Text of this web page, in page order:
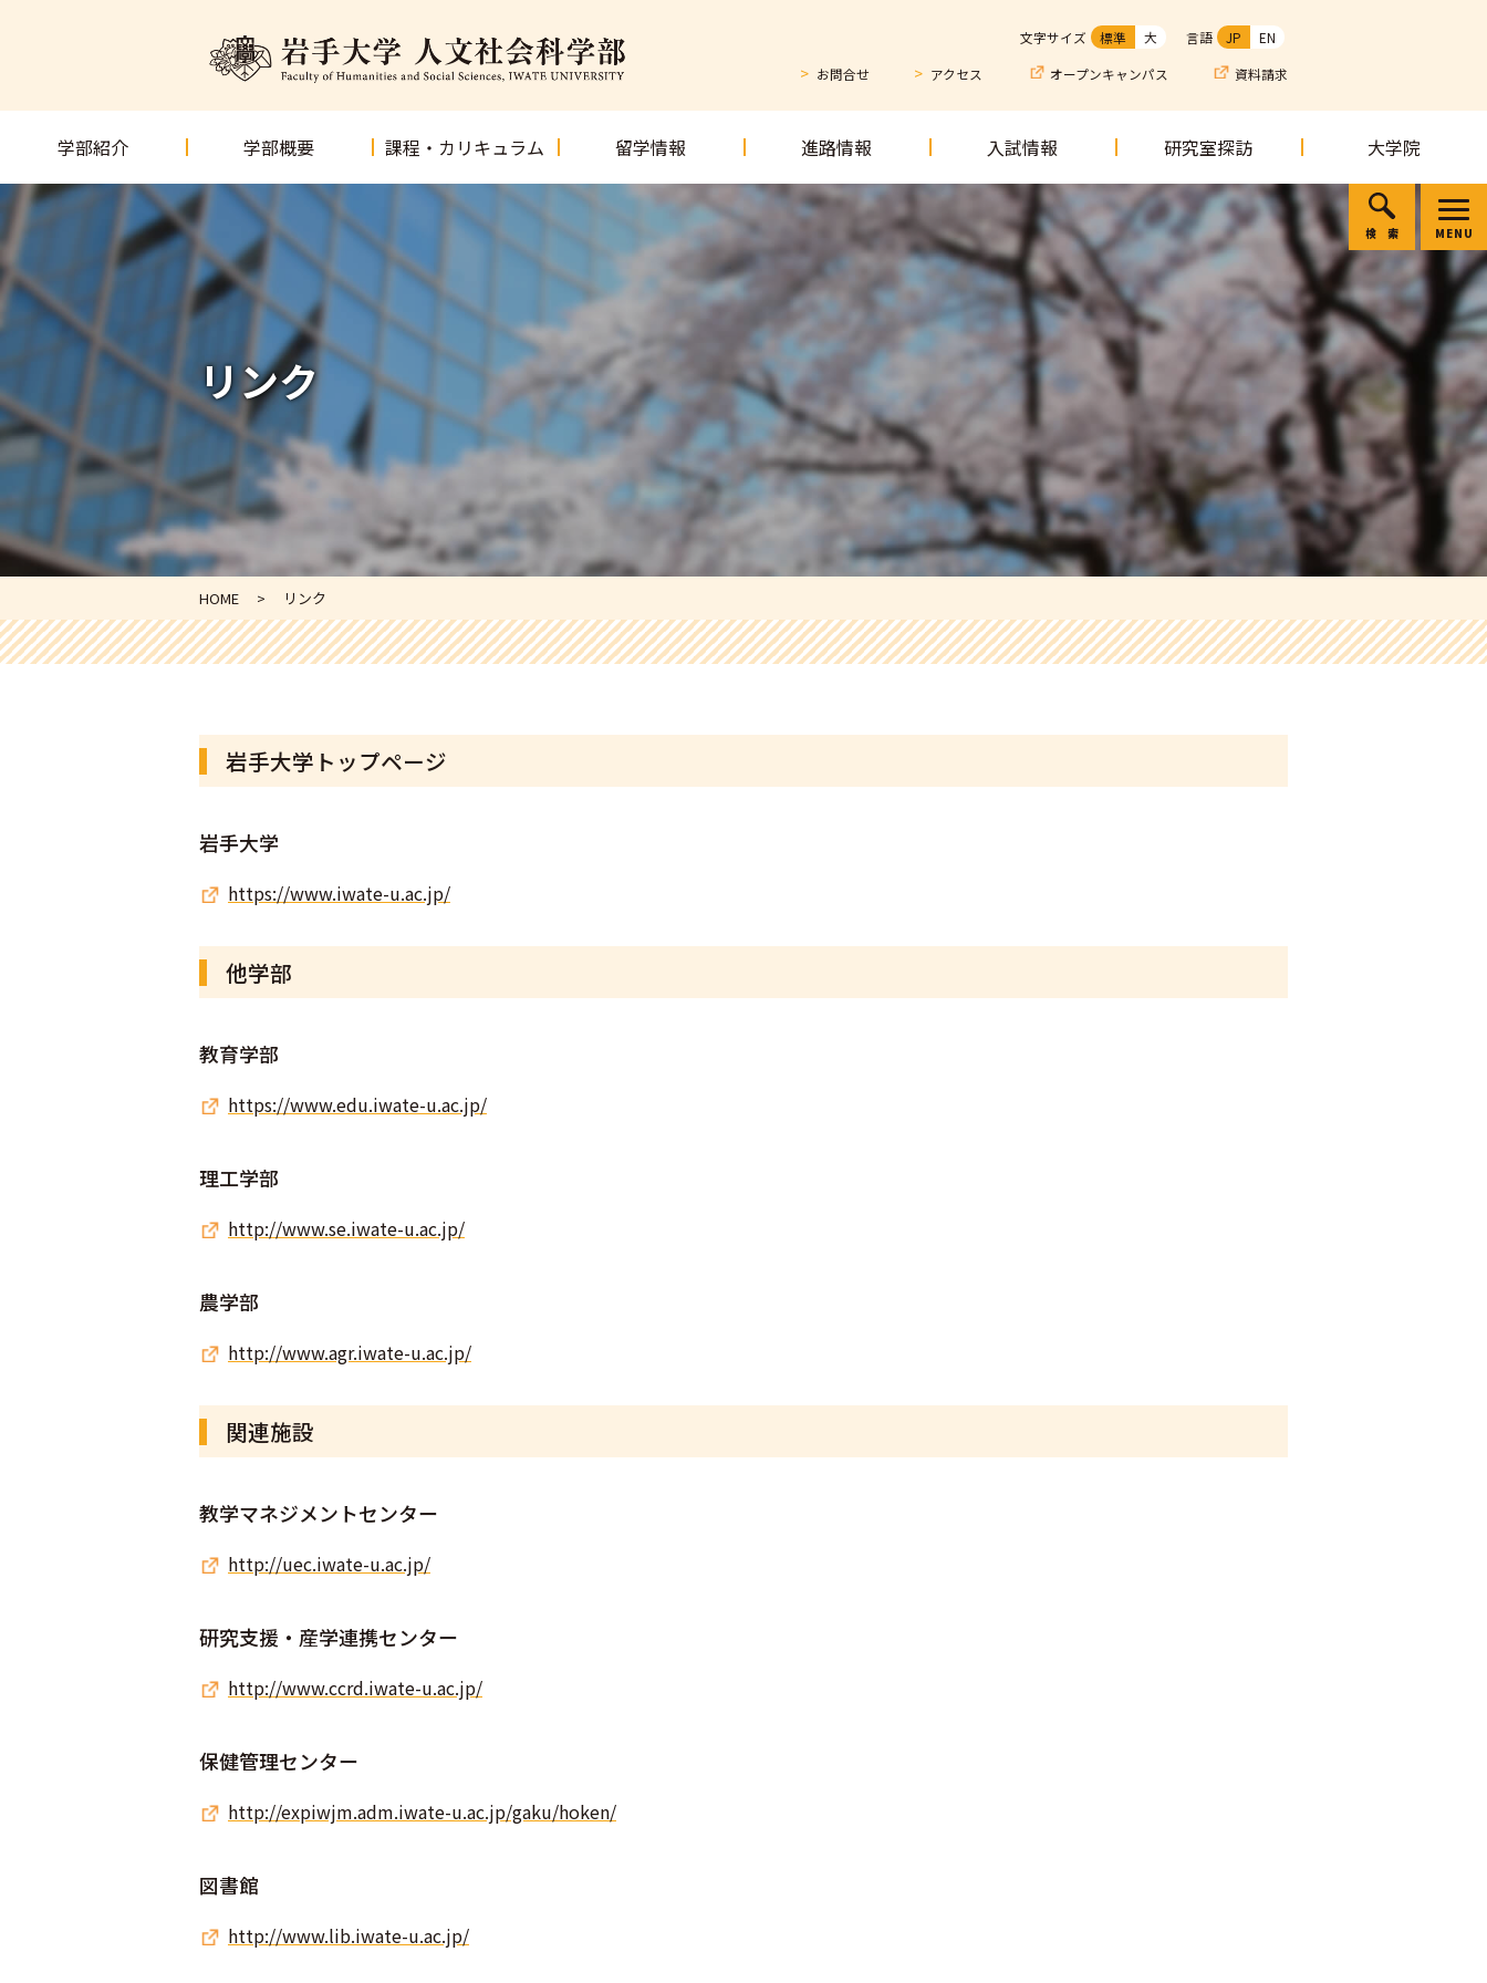
文字サイズ 標準 大 言語 JP
EN
お問合せ
アクセス オープンキャンパス 資料請求
学部紹介 学部概要 課程・カリキュラム 留学情報 進路情報 入試情報 研究室探訪 大学院
検索 MENU
リンク
HOME リンク
岩手大学トップページ
岩手大学
https://www.iwate-u.ac.jp/
他学部
教育学部
https://www.edu.iwate-u.ac.jp/
理工学部
http://www.se.iwate-u.ac.jp/
農学部
http://www.agr.iwate-u.ac.jp/
関連施設
教学マネジメントセンター
http://uec.iwate-u.ac.jp/
研究支援・産学連携センター
http://www.ccrd.iwate-u.ac.jp/
保健管理センター
http://expiwjm.adm.iwate-u.ac.jp/gaku/hoken/
図書館
http://www.lib.iwate-u.ac.jp/